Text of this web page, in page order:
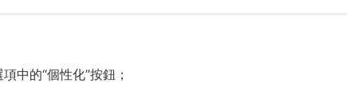
中的“個性化”按鈕；